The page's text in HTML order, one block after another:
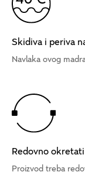
Skidiva i periva
Navlaka ovog
Redovno okretati
Proizvod treba